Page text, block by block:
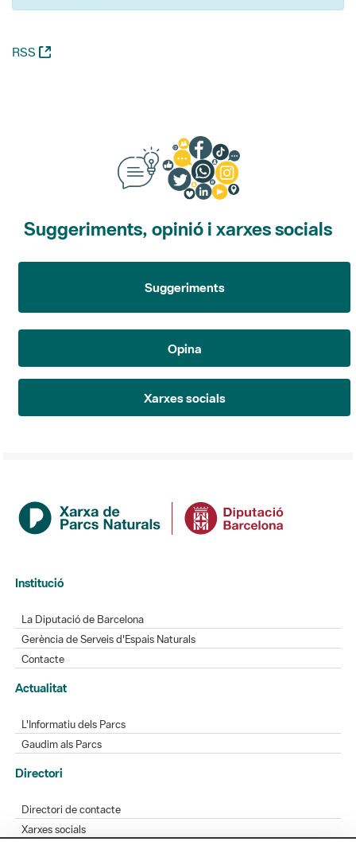
RSS (Obre una nova finestra)
Suggeriments, opinió i xarxes socials
Suggeriments
Opina
Xarxes socials
Institució
La Diputació de Barcelona
Gerència de Serveis d'Espais Naturals
Contacte
Actualitat
L'Informatiu dels Parcs
Gaudim als Parcs
Directori
Directori de contacte
Xarxes socials